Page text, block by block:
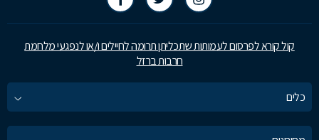
קול קורא לפרסום לעמותות שתכליתן תרומה לחיילים ו/או לנפגעי מלחמת
חרבות ברזל
כלים